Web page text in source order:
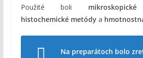
Použité boli
histochemické metódya
Na preparátoch bolo